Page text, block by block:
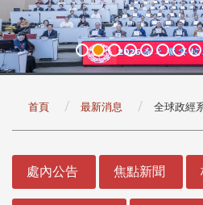
首頁 最新消息 全球政經
處內公告 焦點新聞